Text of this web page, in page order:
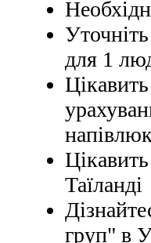
для 1
Таїланді
груп" в